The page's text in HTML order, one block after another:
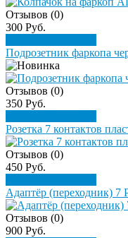
Отзывов (0)
300 Руб.
Подрозетник фаркопа
Отзывов (0)
350 Руб.
Розетка 7 контактов
Отзывов (0)
450 Руб.
Адаптёр (переходник) 7
Отзывов (0)
900 Руб.